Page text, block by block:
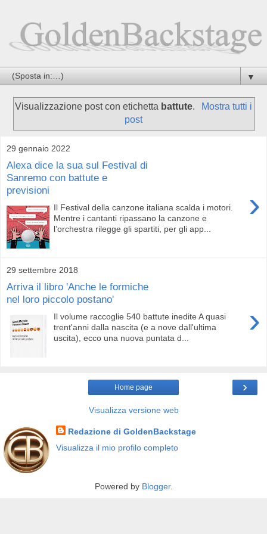
▼
Visualizzazione post con etichetta battute.
Mostra tutti i
post
29 gennaio 2022
Alexa dice la sua sul Festival di
Sanremo con battute e
previsioni
›
Il Festival della canzone italiana scalda i motori.
Mentre i cantanti ripassano la canzone e
l’orchestra rilegge gli spartiti, per gli app...
29 settembre 2018
Arriva il libro 'Anche le formiche
nel loro piccolo postano'
›
Il volume raccoglie 540 battute inedite A quasi
trent'anni dalla nascita (e a nove dall'ultima
uscita), ecco una nuova puntata d...
›
Home page
Visualizza versione web
Redazione di GoldenBackstage
Visualizza il mio profilo completo
Powered by Blogger.